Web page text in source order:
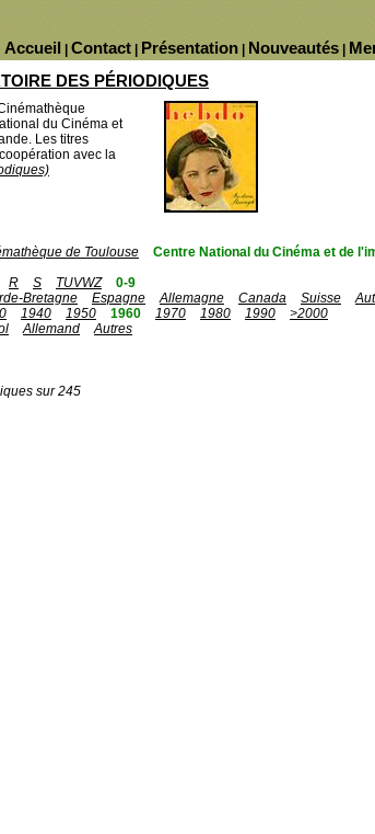
Nouveautés
Présentation
Contact
Accueil
DES PÉRIODIQUES
du Cinéma et
Les titres
avec la
de Toulouse
Centre National du Cinéma et de
R S TUVWZ
0-9
Bretagne Espagne Allemagne Canada Suisse
1940 1950 1960 1970 1980 1990
>2000
Allemand
Autres
sur 245